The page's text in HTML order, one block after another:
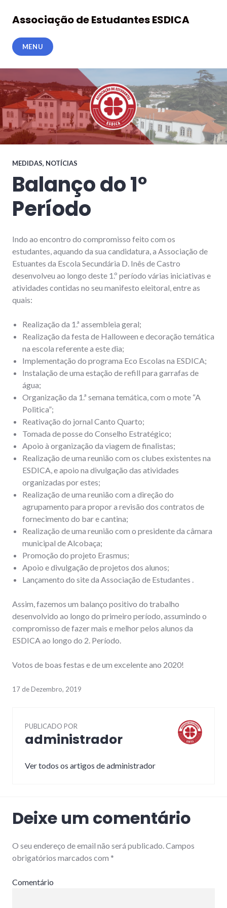
para
conteúdo
Associação de Estudantes ESDICA
MENU
MEDIDAS, NOTÍCIAS
Balanço do 1º
Período
Indo ao encontro do compromisso feito com os
estudantes, aquando da sua candidatura, a Associação de
Estuantes da Escola Secundária D. Inês de Castro
desenvolveu ao longo deste 1.º período várias iniciativas e
atividades contidas no seu manifesto eleitoral, entre as
quais:
Realização da 1.ª assembleia geral;
Realização da festa de Halloween e decoração temática
na escola referente a este dia;
Implementação do programa Eco Escolas na ESDICA;
Instalação de uma estação de refill para garrafas de
água;
Organização da 1.ª semana temática, com o mote “A
Politica”;
Reativação do jornal Canto Quarto;
Tomada de posse do Conselho Estratégico;
Apoio à organização da viagem de finalistas;
Realização de uma reunião com os clubes existentes na
ESDICA, e apoio na divulgação das atividades
organizadas por estes;
Realização de uma reunião com a direção do
agrupamento para propor a revisão dos contratos de
fornecimento do bar e cantina;
Realização de uma reunião com o presidente da câmara
municipal de Alcobaça;
Promoção do projeto Erasmus;
Apoio e divulgação de projetos dos alunos;
Lançamento do site da Associação de Estudantes .
Assim, fazemos um balanço positivo do trabalho
desenvolvido ao longo do primeiro período, assumindo o
compromisso de fazer mais e melhor pelos alunos da
ESDICA ao longo do 2. Período.
Votos de boas festas e de um excelente ano 2020!
17 de Dezembro, 2019
PUBLICADO POR
administrador
Ver todos os artigos de administrador
Deixe um comentário
O seu endereço de email não será publicado.Campos
obrigatórios marcados com *
Comentário